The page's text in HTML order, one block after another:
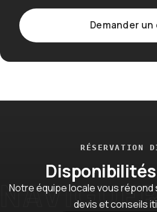
Demander un
RÉSERVATION
Disponibilités
Notre équipe locale vous répond
devis et conseils